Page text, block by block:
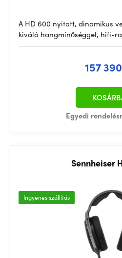
A HD 600 nyitott, dinamikus
kiváló hangminőséggel, hifi-
157
Egyedi
Sennheiser
Ingyenes szállítás